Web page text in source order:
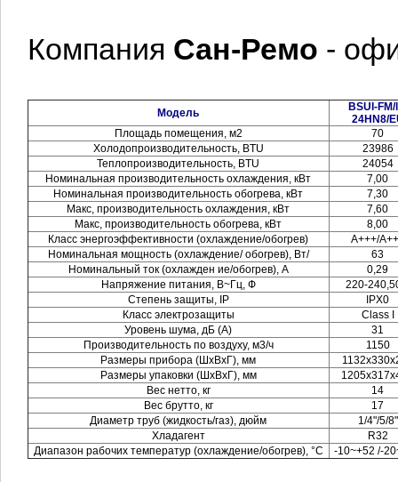
Компания Сан-Ремо -
Модель
BSUI-FM/
24HN8/
Площадь помещения, м2
70
Холодопроизводительность, BTU
23986
Теплопроизводительность, BTU
24054
Номинальная производительность охлаждения, кВт
7,00
Номинальная производительность обогрева, кВт
7,30
Макс, производительность охлаждения, кВт
7,60
Макс, производительность обогрева, кВт
8,00
Класс энергоэффективности (охлаждение/обогрев)
А+++/
Номинальная мощность (охлаждение/ обогрев), Вт/
63
Номинальный ток (охлажден ие/обогрев), А
0,29
Напряжение питания, В~Гц, Ф
220-
Степень защиты, IP
IPX0
Класс электрозащиты
Class I
Уровень шума, дБ (А)
31
Производительность по воздуху, м3/ч
1150
Размеры прибора (ШхВхГ), мм
Размеры упаковки (ШхВхГ), мм
Вес нетто, кг
14
Вес брутто, кг
17
Диаметр труб (жидкость/газ), дюйм
1/4"/5/8"
Хладагент
R32
Диапазон рабочих температур (охлаждение/обогрев), °C
-10~+52 /-